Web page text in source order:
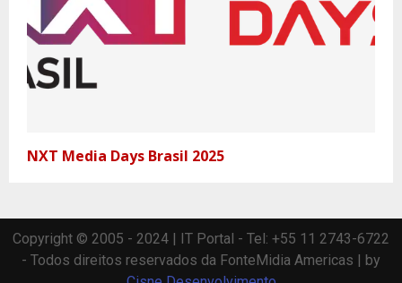
NXT Media Days Brasil 2025
Copyright © 2005 - 2024 | IT Portal - Tel: +55 11 2743-6722
- Todos direitos reservados da FonteMidia Americas | by